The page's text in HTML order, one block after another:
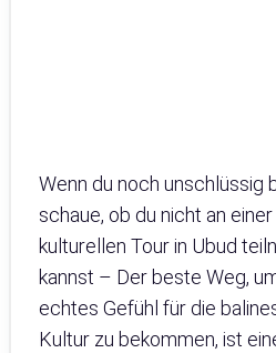
Wenn du noch unschlüssig
schaue, ob du nicht an einer
kulturellen Tour in Ubud
kannst – Der beste Weg,
echtes Gefühl für die
Kultur zu bekommen, ist